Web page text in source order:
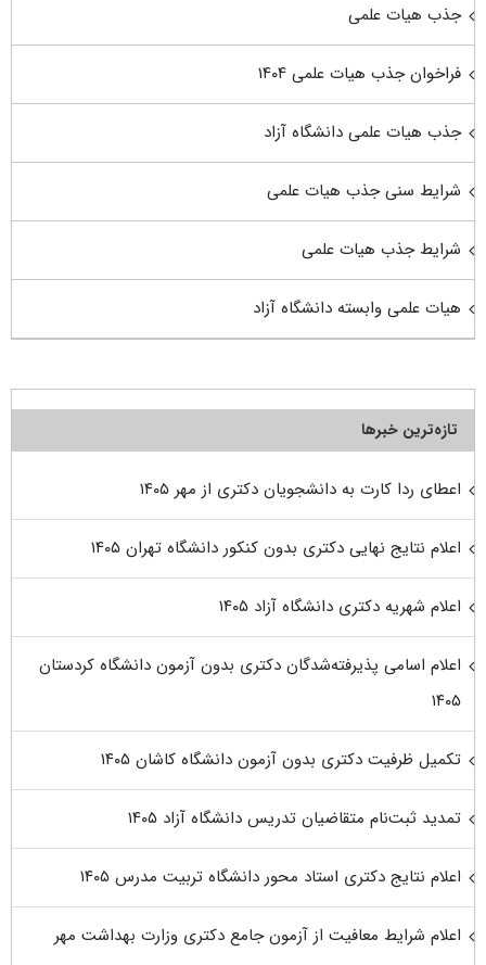
جذب هیات علمی
فراخوان جذب هیات علمی ۱۴۰۴
جذب هیات علمی دانشگاه آزاد
شرایط سنی جذب هیات علمی
شرایط جذب هیات علمی
هیات علمی وابسته دانشگاه آزاد
تازه‌ترین خبرها
اعطای ردا کارت به دانشجویان دکتری از مهر ۱۴۰۵
اعلام نتایج نهایی دکتری بدون کنکور دانشگاه تهران ۱۴۰۵
اعلام شهریه دکتری دانشگاه آزاد ۱۴۰۵
اعلام اسامی پذیرفته‌شدگان دکتری بدون آزمون دانشگاه کردستان
۱۴۰۵
تکمیل ظرفیت دکتری بدون آزمون دانشگاه کاشان ۱۴۰۵
تمدید ثبت‌نام متقاضیان تدریس دانشگاه آزاد ۱۴۰۵
اعلام نتایج دکتری استاد محور دانشگاه تربیت مدرس ۱۴۰۵
اعلام شرایط معافیت از آزمون جامع دکتری وزارت بهداشت مهر